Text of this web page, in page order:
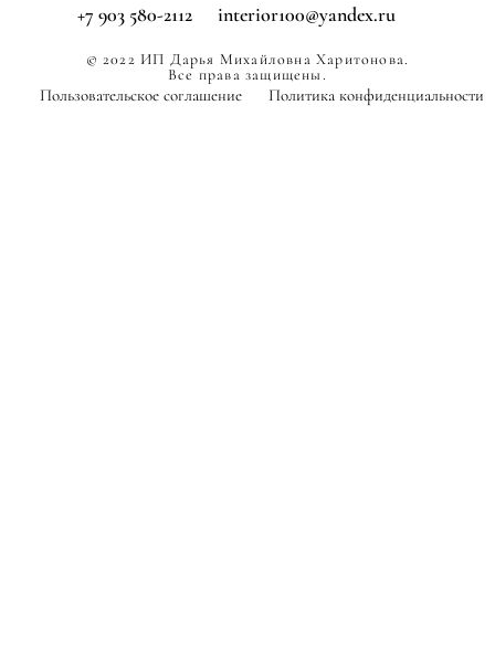
+7 903 580-2112 interior100@yandex.ru
© 2022 ИП Дарья Михайловна Харитонова.
Все права защищены.
Пользовательское соглашение Политика конфиденциальности